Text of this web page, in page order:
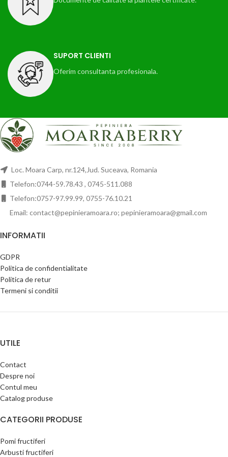
SUPORT CLIENTI
Oferim consultanta profesionala.
Loc. Moara Carp, nr.124,Jud. Suceava, Romania
Telefon:0744-59.78.43 , 0745-511.088
Telefon:0757-97.99.99, 0755-76.10.21
Email: contact@pepinieramoara.ro; pepinieramoara@gmail.com
INFORMATII
GDPR
Politica de confidentialitate
Politica de retur
Termeni si conditii
UTILE
Contact
Despre noi
Contul meu
Catalog produse
CATEGORII PRODUSE
Pomi fructiferi
Arbusti fructiferi